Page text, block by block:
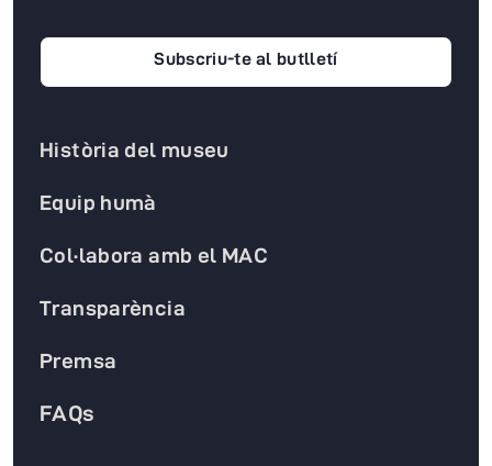
Història del museu
Equip humà
Col·labora amb el MAC
Transparència
Premsa
FAQs
Subscriu-te al butlletí